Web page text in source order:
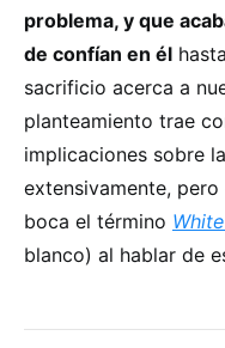
problema, y que
de confían en él
sacrificio acerca a
planteamiento trae
implicaciones sobre
extensivamente,
boca el término
blanco) al hablar de